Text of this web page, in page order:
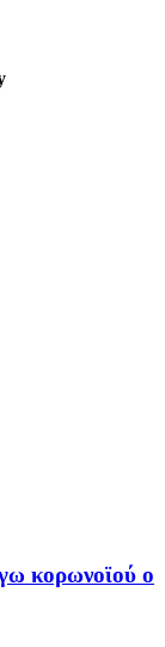
κορωνοϊού ο